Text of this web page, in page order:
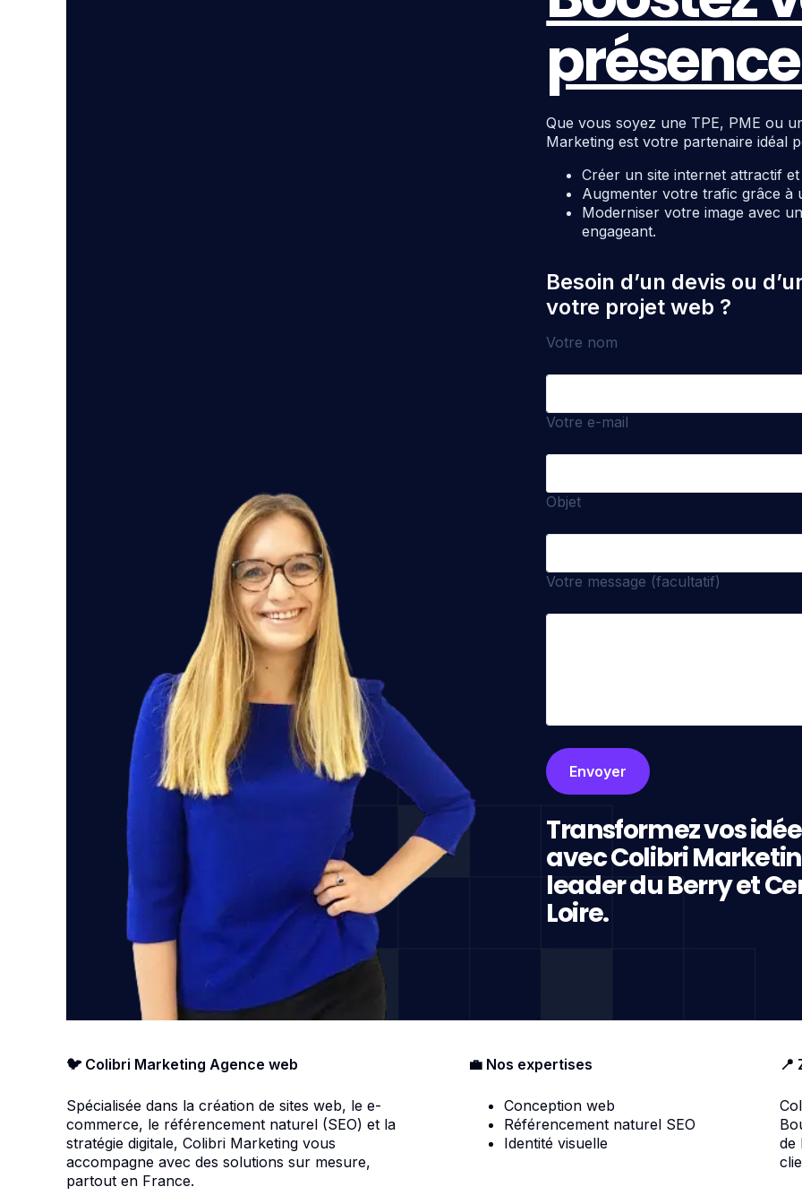
Que vous soyez une TPE, PME ou
Marketing est votre partenaire idéal
Créer un site internet attractif
Augmenter votre trafic grâce à
Moderniser votre image avec
engageant.
Besoin d’un devis ou
votre projet web ?
Votre nom
Votre e-mail
Objet
Votre message (facultatif)
Transformez vos
avec Colibri
leader du Berry et
Loire.
🐦 Colibri Marketing Agence web
Spécialisée dans la création de sites web, le e-
commerce, le référencement naturel (SEO) et la
stratégie digitale, Colibri Marketing vous
accompagne avec des solutions sur mesure,
partout en France.
💼 Nos expertises
Conception web
Référencement naturel SEO
Identité visuelle
📍
de